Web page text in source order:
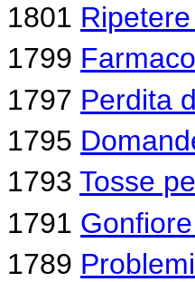
1801
1799
1797 Perdita
1795
1793 Tosse
1791
1789